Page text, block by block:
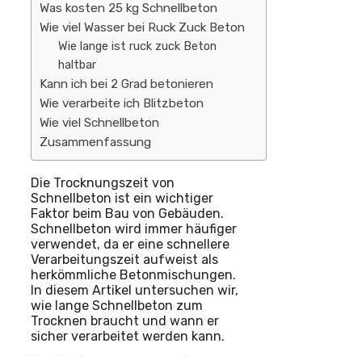
Was kosten 25 kg Schnellbeton
Wie viel Wasser bei Ruck Zuck Beton
Wie lange ist ruck zuck Beton
haltbar
Kann ich bei 2 Grad betonieren
Wie verarbeite ich Blitzbeton
Wie viel Schnellbeton
Zusammenfassung
Die Trocknungszeit von
Schnellbeton ist ein wichtiger
Faktor beim Bau von Gebäuden.
Schnellbeton wird immer häufiger
verwendet, da er eine schnellere
Verarbeitungszeit aufweist als
herkömmliche Betonmischungen.
In diesem Artikel untersuchen wir,
wie lange Schnellbeton zum
Trocknen braucht und wann er
sicher verarbeitet werden kann.